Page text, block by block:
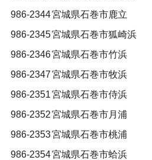
986-2344宮城県石巻市鹿立
986-2345宮城県石巻市狐崎浜
986-2346宮城県石巻市竹浜
986-2347宮城県石巻市牧浜
986-2351宮城県石巻市侍浜
986-2352宮城県石巻市月浦
986-2353宮城県石巻市桃浦
986-2354宮城県石巻市蛤浜